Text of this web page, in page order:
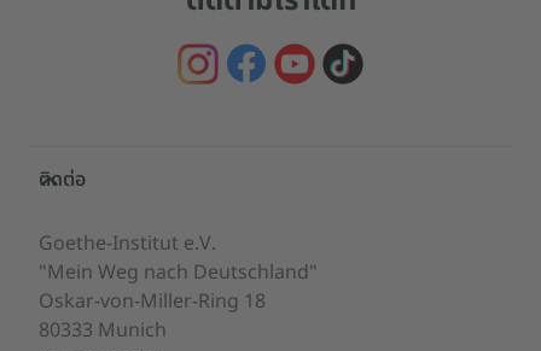
Service- und Informationsbereich
ติดต่อ
Goethe-Institut e.V.
"Mein Weg nach Deutschland"
Oskar-von-Miller-Ring 18
80333 Munich